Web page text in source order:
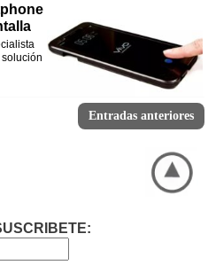
Entradas anteriores